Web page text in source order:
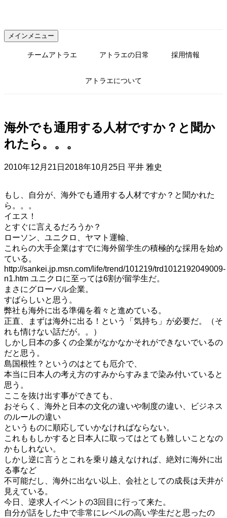
テ
ン
メインメニュー
チームアトラエ アトラエの日常 採用情報
アトラエについて
海外でも通用する人材ですか？と聞か
れたら。。。
2010年12月21日 2018年10月25日 平井 雅史
もし、自分が、海外でも通用する人材ですか？と聞かれた
ら。。。
イエス！
とすぐに言えるだろうか？
ローソン、ユニクロ、ヤマト運輸、
これらの大手企業はすでに海外留学生の積極的な採用を始め
ている。
http://sankei.jp.msn.com/life/trend/101219/trd1012192049009-
n1.htm ユニクロに至っては6割が留学生だ。
まさにグローバル企業。
すばらしいと思う。
弊社も海外に出る準備を着々と進めている。
正直、まずは海外に出る！という「気持ち」が必要だ。（そ
れも情けない話だが。。）
しかし日本の多くの企業がなかなかそれができないでいるの
だと思う。
島国根性？というのはとても厄介で、
本当に日本人の考え方のすみからすみまで染み付いていると
思う。
ここを抜け出す事ができても、
おそらく、海外と日本の文化の違いや制度の違い、ビジネス
のルールの違い
というものに順応していかなければならない。
これももしかすると日本人に取ってはとても難しいことなの
かもしれない。
しかし逆に言うとこれを乗り越えなければ、絶対に海外に出
る事など
不可能だし、海外に出ない以上、会社としての成長は天井が
見えている。
今日、逆求人イベントの3回目に行って来た。
自分が話をした中で非常にレベルの高い学生だと思ったの